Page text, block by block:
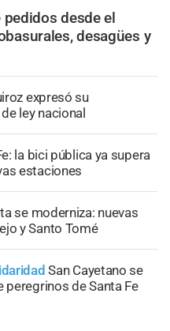
pedidos desde el
desagües y
expresó su
ley nacional
la bici pública ya supera
estaciones
se moderniza: nuevas
y Santo Tomé
San Cayetano se
peregrinos de Santa Fe